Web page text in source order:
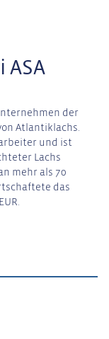
ASA
der
Atlantiklachs.
und ist
Lachs
mehr als 70
das